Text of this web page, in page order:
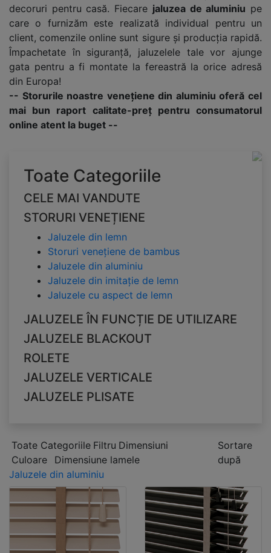
decoruri pentru casă. Fiecare jaluzea de aluminiu pe
care o furnizăm este realizată individual pentru un
client, comenzile online sunt sigure și producția rapidă.
Împachetate în siguranță, jaluzelele tale vor ajunge
gata pentru a fi montate la fereastră la orice adresă
din Europa!
-- Storurile noastre venețiene din aluminiu oferă cel
mai bun raport calitate-preț pentru consumatorul
online atent la buget --
Toate Categoriile
CELE MAI VANDUTE
STORURI VENEȚIENE
Jaluzele din lemn
Storuri venețiene de bambus
Jaluzele din aluminiu
Jaluzele din imitație de lemn
Jaluzele cu aspect de lemn
JALUZELE ÎN FUNCȚIE DE UTILIZARE
JALUZELE BLACKOUT
ROLETE
JALUZELE VERTICALE
JALUZELE PLISATE
Toate Categoriile Filtru Dimensiuni
Culoare
Dimensiune lamele
Sortare
după
Jaluzele din aluminiu